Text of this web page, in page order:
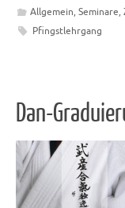
Allgemein, Seminare,
Pfingstlehrgang
Dan-